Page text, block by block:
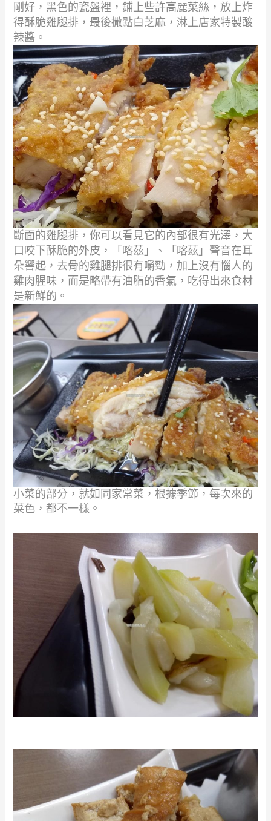
剛好，黑色的瓷盤裡，鋪上些許高麗菜絲，放上炸
得酥脆雞腿排，最後撒點白芝麻， 淋上店家特製酸
辣醬。
斷面的雞腿排，你可以看見它的內部很有光澤， 大
口咬下酥脆的外皮，「喀茲」、「喀茲」聲音在耳
朵響起， 去骨的雞腿排很有嚼勁，加上沒有惱人的
雞肉腥味， 而是略帶有油脂的香氣，吃得出來食材
是新鮮的。
小菜的部分，就如同家常菜，根據季節，每次來的
菜色，都不一樣。